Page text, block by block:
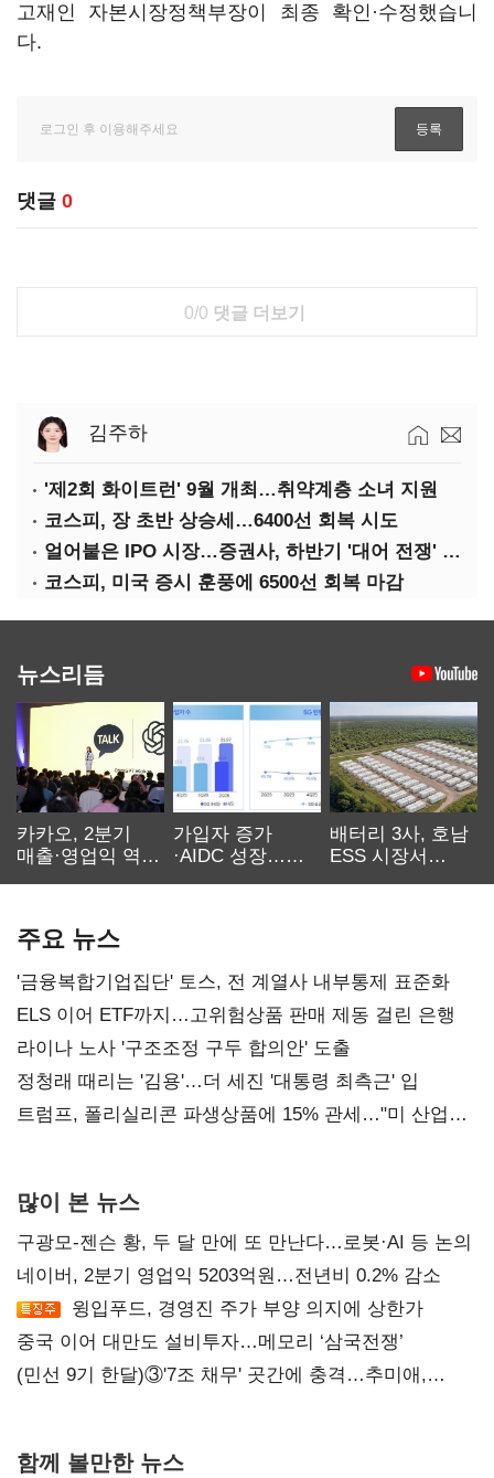
고재인 자본시장정책부장이 최종 확인·수정했습니
다.
댓글 0
0/0 댓글 더보기
김주하
'제2회 화이트런' 9월 개최…취약계층 소녀 지원
코스피, 장 초반 상승세…6400선 회복 시도
얼어붙은 IPO 시장…증권사, 하반기 '대어 전쟁' 기대
코스피, 미국 증시 훈풍에 6500선 회복 마감
뉴스리듬
카카오, 2분기
매출·영업익 역대
가입자 증가
·AIDC 성장…
배터리 3사, 호남
ESS 시장서
주요 뉴스
'금융복합기업집단' 토스, 전 계열사 내부통제 표준화
ELS 이어 ETF까지…고위험상품 판매 제동 걸린 은행
라이나 노사 '구조조정 구두 합의안' 도출
정청래 때리는 '김용'…더 세진 '대통령 최측근' 입
트럼프, 폴리실리콘 파생상품에 15% 관세…"미 산업
많이 본 뉴스
구광모-젠슨 황, 두 달 만에 또 만난다…로봇·AI 등 논의
네이버, 2분기 영업익 5203억원…전년비 0.2% 감소
윙입푸드, 경영진 주가 부양 의지에 상한가
중국 이어 대만도 설비투자…메모리 ‘삼국전쟁’
(민선 9기 한달)③'7조 채무' 곳간에 충격…추미애,
함께 볼만한 뉴스